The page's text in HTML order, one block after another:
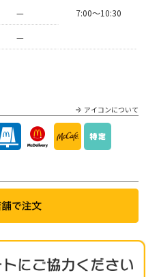
7:00〜10:30
—
—
アイコンについて